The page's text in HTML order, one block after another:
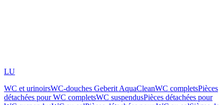
LU
WC et urinoirsWC-douches Geberit AquaCleanWC completsPièces
détachées pour WC completsWC suspendusPièces détachées pour